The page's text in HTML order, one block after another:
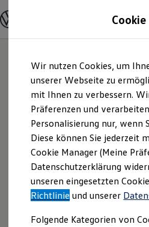
Hauptinhalt
springen
Footer
springen
Modelle und Konfigurator
Modelle vergleichen
Elektroautos
ENERGY Sondermodelle
Nutzfahrzeuge
SUV und CUV
Familienautos
Kombis
Kompaktwagen
Sportwagen
Schnell verfügbare Fahrzeuge
Angebote und Produkte
Aktuelle Angebote
E-Auto-Förderung
Volkswagen Marktplatz
Junge
Wir nutzen Cookies, um
unserer Webseite zu
mit Ihnen zu verbessern.
Präferenzen und
Personalisierung nur, wenn
Diese können Sie jederzeit
Cookie Manager (Meine
Datenschutzerklärung
unseren eingesetzten
Richtlinie und unserer
Folgende Kategorien von